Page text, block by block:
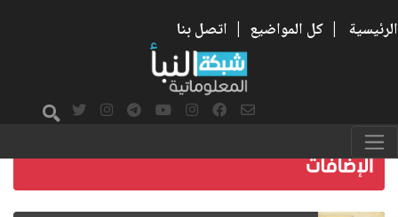
الرئيسية | كل المواضيع | اتصل بنا